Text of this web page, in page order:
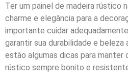
Ter um painel de madeira rústico
charme e elegância para a
importante cuidar
garantir sua durabilidade e beleza
estão algumas dicas para manter
rústico sempre bonito e